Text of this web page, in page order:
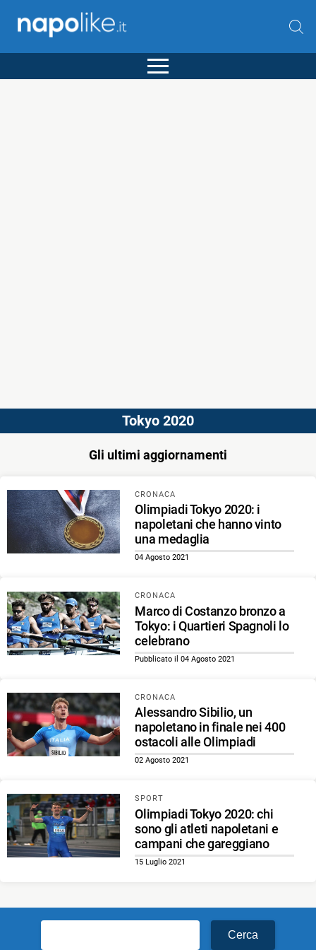
Tokyo 2020
Gli ultimi aggiornamenti
CRONACA
Olimpiadi Tokyo 2020: i
napoletani che hanno vinto
una medaglia
04 Agosto 2021
CRONACA
Marco di Costanzo bronzo a
Tokyo: i Quartieri Spagnoli lo
celebrano
Pubblicato il 04 Agosto 2021
CRONACA
Alessandro Sibilio, un
napoletano in finale nei 400
ostacoli alle Olimpiadi
02 Agosto 2021
SPORT
Olimpiadi Tokyo 2020: chi
sono gli atleti napoletani e
campani che gareggiano
15 Luglio 2021
per: